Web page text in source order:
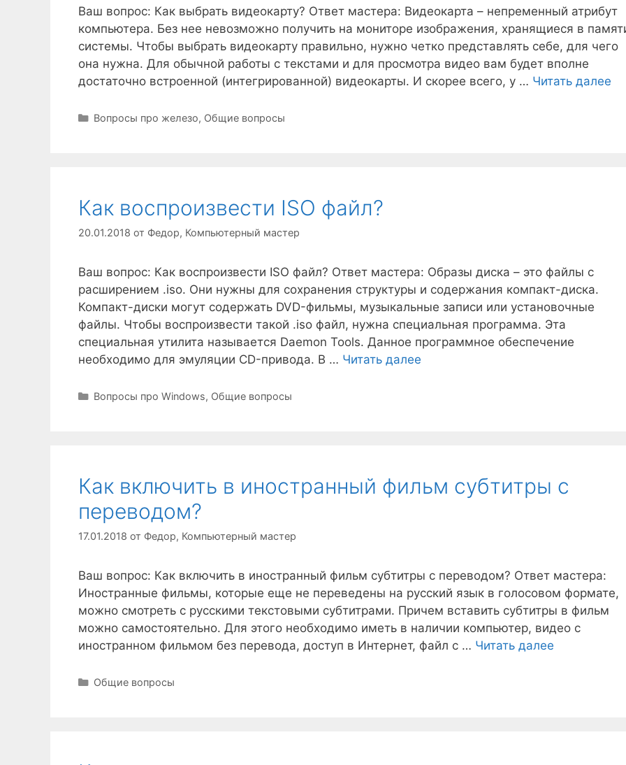
Ваш вопрос: Как выбрать видеокарту? Ответ мастера: Видеокарта – непременный атрибут
компьютера. Без нее невозможно получить на мониторе изображения, хранящиеся в
системы. Чтобы выбрать видеокарту правильно, нужно четко представлять себе, для чего
она нужна. Для обычной работы с текстами и для просмотра видео вам будет вполне
достаточно встроенной (интегрированной) видеокарты. И скорее всего, у … Читать далее
Рубрики
Вопросы про железо, Общие вопросы
Как воспроизвести ISO файл?
20.01.2018 от Федор, Компьютерный мастер
Ваш вопрос: Как воспроизвести ISO файл? Ответ мастера: Образы диска – это файлы с
расширением .iso. Они нужны для сохранения структуры и содержания компакт-диска.
Компакт-диски могут содержать DVD-фильмы, музыкальные записи или установочные
файлы. Чтобы воспроизвести такой .iso файл, нужна специальная программа. Эта
специальная утилита называется Daemon Tools. Данное программное обеспечение
необходимо для эмуляции CD-привода. В … Читать далее
Рубрики
Вопросы про Windows, Общие вопросы
Как включить в иностранный фильм субтитры с
переводом?
17.01.2018 от Федор, Компьютерный мастер
Ваш вопрос: Как включить в иностранный фильм субтитры с переводом? Ответ мастера:
Иностранные фильмы, которые еще не переведены на русский язык в голосовом формате,
можно смотреть с русскими текстовыми субтитрами. Причем вставить субтитры в фильм
можно самостоятельно. Для этого необходимо иметь в наличии компьютер, видео с
иностранном фильмом без перевода, доступ в Интернет, файл с … Читать далее
Рубрики
Общие вопросы